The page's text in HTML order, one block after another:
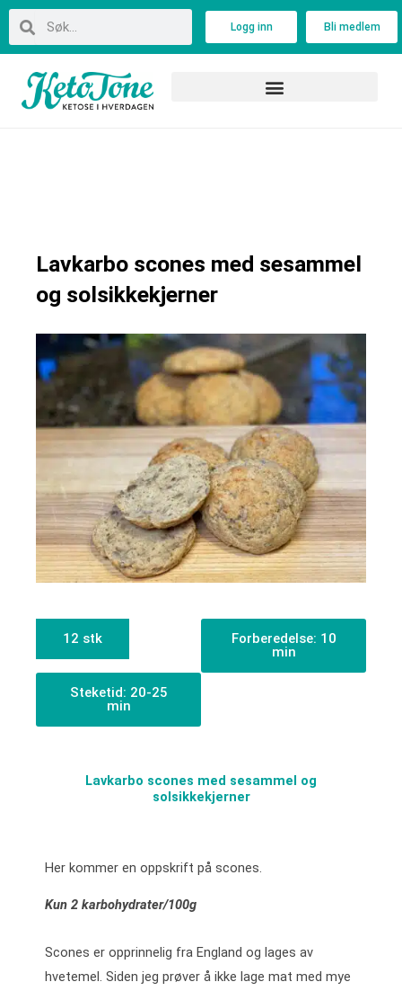
Skip
content
SearchSearch Logg inn Bli medlem
Lavkarbo scones med sesammel
og solsikkekjerner
12 stk
Forberedelse: 10
min
Steketid: 20-25
min
Lavkarbo scones med sesammel og
solsikkekjerner
Her kommer en oppskrift på scones.
Kun 2 karbohydrater/100g
Scones er opprinnelig fra England og lages av
hvetemel. Siden jeg prøver å ikke lage mat med mye